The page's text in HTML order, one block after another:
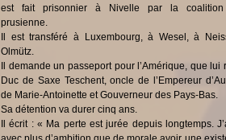
est fait prisonnier à Nivelle par la coalition
prusienne.
Il est transféré à Luxembourg, à Wesel, à
Olmütz.
Il demande un passeport pour l’Amérique, que lui
Duc de Saxe Teschent, oncle de l’Empereur
de Marie-Antoinette et Gouverneur des Pays-Bas.
Sa détention va durer cinq ans.
Il écrit : « Ma perte est jurée depuis longtemps.